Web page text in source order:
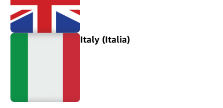
Italy (Italia)